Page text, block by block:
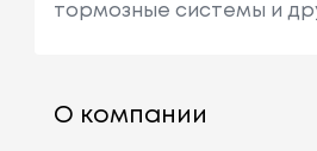
тормозные системы и
О компании